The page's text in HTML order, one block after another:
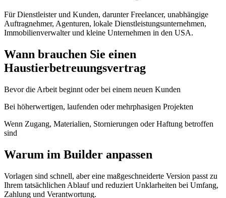
Für Dienstleister und Kunden, darunter Freelancer, unabhängige
Auftragnehmer, Agenturen, lokale Dienstleistungsunternehmen,
Immobilienverwalter und kleine Unternehmen in den USA.
Wann brauchen Sie einen
Haustierbetreuungsvertrag
Bevor die Arbeit beginnt oder bei einem neuen Kunden
Bei höherwertigen, laufenden oder mehrphasigen Projekten
Wenn Zugang, Materialien, Stornierungen oder Haftung betroffen
sind
Warum im Builder anpassen
Vorlagen sind schnell, aber eine maßgeschneiderte Version passt zu
Ihrem tatsächlichen Ablauf und reduziert Unklarheiten bei Umfang,
Zahlung und Verantwortung.